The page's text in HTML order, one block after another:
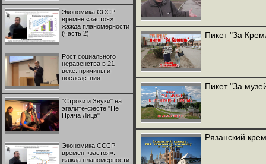
Экономика СССР
времен «застоя»:
жажда планомерности
(часть 2)
Рост социального
неравенства в 21
веке: причины и
последствия
"Строки и Звуки" на
эгалите-фесте "Не
Пряча Лица"
Экономика СССР
времен «застоя»:
жажда планомерности
Пикет "За
Пикет "За
Рязанский